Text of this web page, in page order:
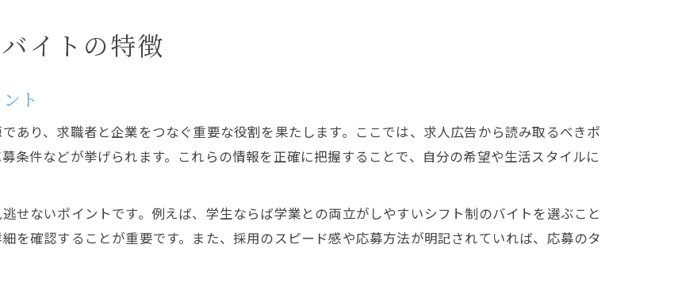
イトの特徴
ト
あり、求職者と企業をつなぐ重要な役割を果たします。ここでは、求人広告から読み取るべきポ
条件などが挙げられます。これらの情報を正確に把握することで、自分の希望や生活スタイルに
せないポイントです。例えば、学生ならば学業との両立がしやすいシフト制のバイトを選ぶこと
を確認することが重要です。また、採用のスピード感や応募方法が明記されていれば、応募のタ